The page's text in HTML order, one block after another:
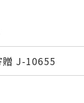
贈 J-10655